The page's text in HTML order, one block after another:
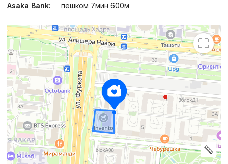
Asaka Bank:
пешком 7мин 600м